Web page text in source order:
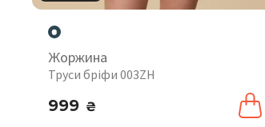
Жоржина
Труси бріфи 003ZH
999 ₴